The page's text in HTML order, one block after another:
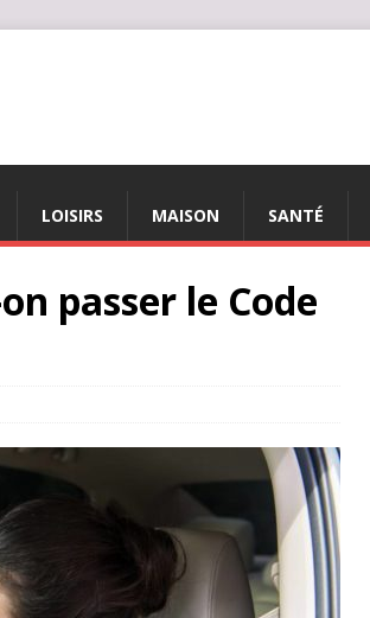
LOISIRS MAISON SANTÉ
passer le Code